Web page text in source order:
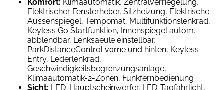
Komfort: Klimaautomatik, Zentralverriegelung,
Elektrischer Fensterheber, Sitzheizung, Elektrische
Aussenspiegel, Tempomat, Multifunktionslenkrad,
Keyless Go Startfunktion, Innenspiegel autom.
abblendbar, Lenksaeule einstellbar,
ParkDistanceControl vorne und hinten, Keyless
Entry, Lederlenkrad,
Geschwindigkeitsbegrenzungsanlage,
Klimaautomatik-2-Zonen, Funkfernbedienung
Sicht: LED-Hauptscheinwerfer, LED-Tagfahrlicht,